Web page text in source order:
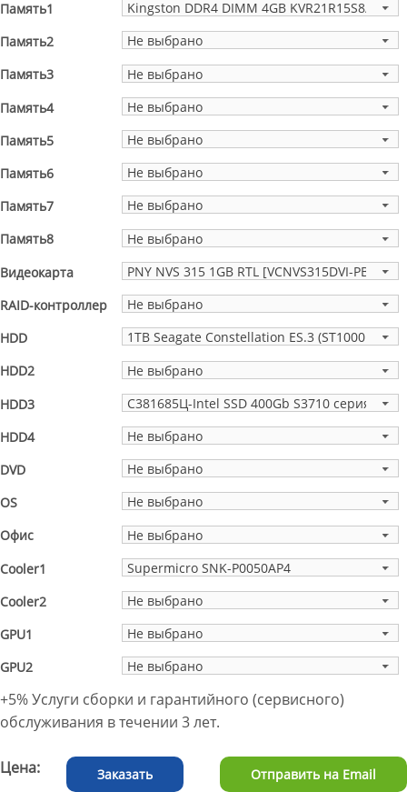
Память1
Kingston DDR4 DIMM 4GB KVR21R15S8/4
Память2
Не выбрано
Память3
Не выбрано
Память4
Не выбрано
Память5
Не выбрано
Память6
Не выбрано
Память7
Не выбрано
Память8
Не выбрано
Видеокарта
PNY NVS 315 1GB RTL [VCNVS315DVI-PB]
RAID-контроллер
Не выбрано
HDD
1TB Seagate Constellation ES.3
HDD2
Не выбрано
HDD3
C381685Ц-Intel SSD 400Gb S3710 серия
HDD4
Не выбрано
DVD
Не выбрано
OS
Не выбрано
Офис
Не выбрано
Cooler1
Supermicro SNK-P0050AP4
Cooler2
Не выбрано
GPU1
Не выбрано
GPU2
Не выбрано
+5% Услуги сборки и гарантийного (сервисного)
обслуживания в течении 3 лет.
Отправить на Еmail
Цена: